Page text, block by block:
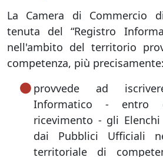
La Camera di Commercio
tenuta del “Registro
nell'ambito del territorio
competenza, più precisamente:
provvede ad
Informatico - entro
ricevimento - gli
dai Pubblici Ufficiali
territoriale di